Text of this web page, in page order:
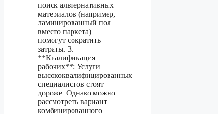
поиск альтернативных
материалов (например,
ламинированный пол
вместо паркета)
помогут сократить
затраты. 3.
**Квалификация
рабочих**: Услуги
высококвалифицированных
специалистов стоят
дороже. Однако можно
рассмотреть вариант
комбинированного